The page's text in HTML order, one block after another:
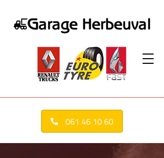
061 46 10 60